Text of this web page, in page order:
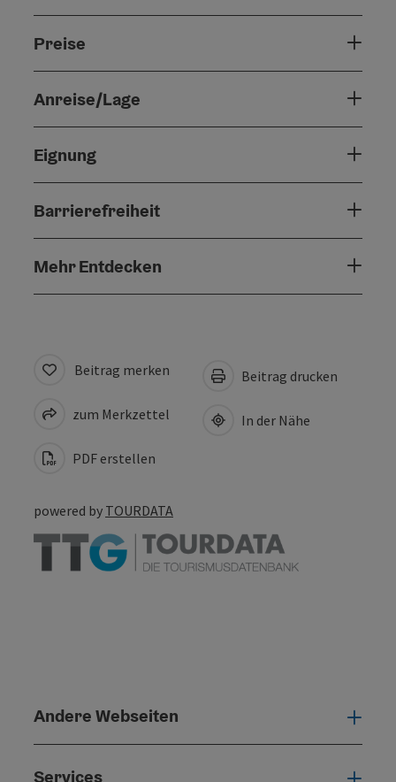
Preise
Anreise/Lage
Eignung
Barrierefreiheit
Mehr Entdecken
Beitrag merken
zum Merkzettel
PDF erstellen
Beitrag drucken
In der Nähe
powered by TOURDATA
Andere Webseiten
Services